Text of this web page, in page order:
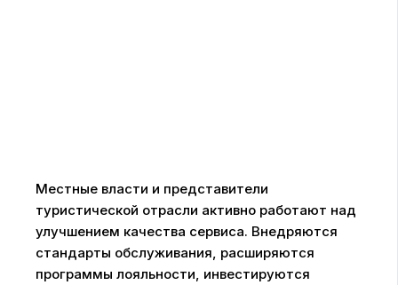
Местные власти и представители
туристической отрасли активно работают над
улучшением качества сервиса. Внедряются
стандарты обслуживания, расширяются
программы лояльности, инвестируются